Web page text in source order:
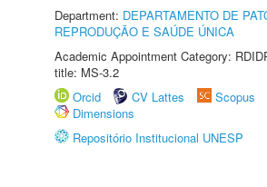
Department: DEPARTAMENTO DE
REPRODUÇÃO E SAÚDE ÚNICA
Academic Appointment Category:
title: MS-3.2
Orcid
CV Lattes Scopus
Dimensions
Repositório Institucional UNESP